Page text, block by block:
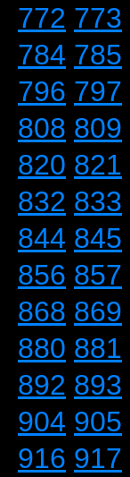
772 773
784 785
796 797
808 809
820 821
832 833
844 845
856 857
868 869
880 881
892 893
904 905
916 917